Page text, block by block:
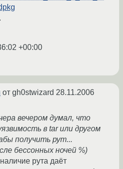
+00:00
от gh0stwizard 28.11.2006
вечером думал, что
в tar или другом
получить рут...
бессонных ночей %)
рута даёт